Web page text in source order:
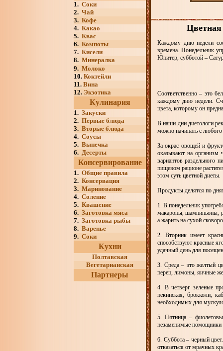
1. Соки
2. Чай
3. Кофе
4. Какао
5. Квас
6. Компоты
7. Кисели
8. Минералка
9. Молоко
10. Коктейли
11. Вина
12. Экзотика
Кулинария
1. Закуски
2. Первые блюда
3. Вторые блюда
4. Соусы
5. Выпечка
6. Десерты
Консервирование
1. Общие правила
2. Консервация
3. Маринование
4. Соление
5. Квашение
6. Заготовка мяса
7. Заготовка рыбы
8. Варенье
9. Соки
Кухни
Полтавская
Вегетарианская
Партнеры
Цветная
Каждому дню недели
времена. Понедельник
Юпитер, субботой –
Соответственно – это
каждому дню недели.
цвета, которому он
В наши дни диетологи
можно начинать с
За окрас овощей и
оказывают на организм
вариантов раздельного
пищевом рационе
этом суть цветной диеты.
Продукты делятся по
1. В понедельник
макароны, шампиньоны,
а жарить на сухой
2. Вторник имеет
способствуют красные
удачный день для
3. Среда – это желтый
перец, лимоны, яичные
4. В четверг зеленые
пекинская, брокколи,
необходимых для
5. Пятница –
незаменимые помощники
6. Суббота – черный
отказаться от мрачных